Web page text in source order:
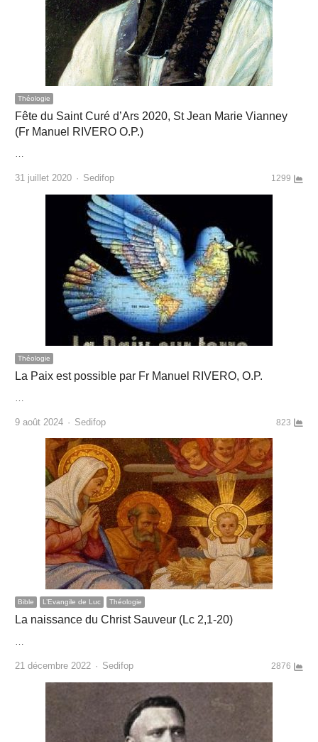
Théologie
Fête du Saint Curé d’Ars 2020, St Jean Marie Vianney
(Fr Manuel RIVERO O.P.)
31 juillet 2020 Author
Sedifop 1299
Théologie
La Paix est possible par Fr Manuel RIVERO, O.P.
9 août 2024 Author
Sedifop 823
Bible L’Evangile de Luc Théologie
La naissance du Christ Sauveur (Lc 2,1-20)
…
21 décembre 2022 Author
Sedifop 2876